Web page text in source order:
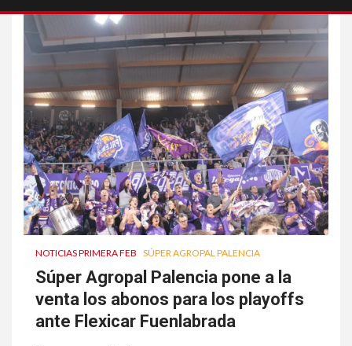
NOTICIAS PRIMERA FEB SÚPER AGROPAL PALENCIA
Súper Agropal Palencia pone a la
venta los abonos para los playoffs
ante Flexicar Fuenlabrada